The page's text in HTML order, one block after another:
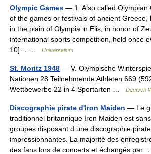
Olympic Games — 1. Also called Olympian
of the games or festivals of ancient Greece,
in the plain of Olympia in Elis, in honor of
international sports competition, held once
10]… …
Universalium
St. Moritz 1948 — V. Olympische
Nationen 28 Teilnehmende Athleten 669
Wettbewerbe 22 in 4 Sportarten …
Deutsch
Discographie pirate d'Iron Maiden — Le
traditionnel britannique Iron Maiden est
groupes disposant d une discographie
impressionnantes. La majorité des
des fans lors de concerts et échangés